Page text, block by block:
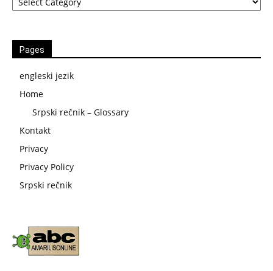
Pages
engleski jezik
Home
Srpski rečnik – Glossary
Kontakt
Privacy
Privacy Policy
Srpski rečnik